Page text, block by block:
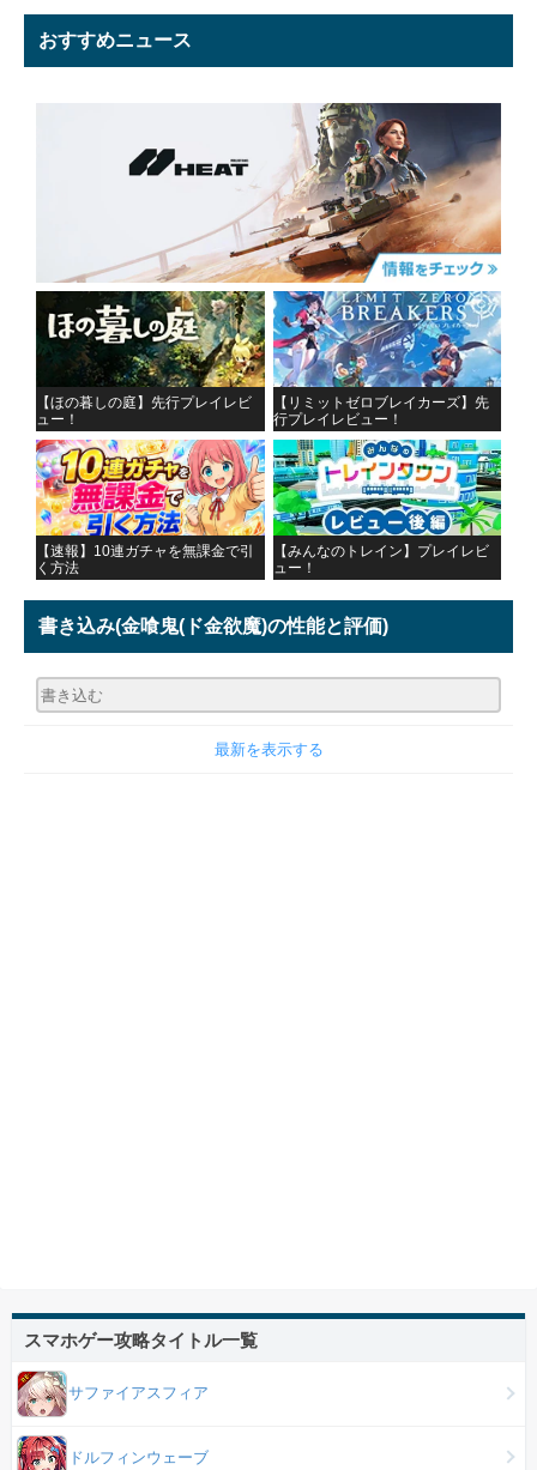
おすすめニュース
【ほの暮しの庭】先行プレイレビ
ュー！
【リミットゼロブレイカーズ】先
行プレイレビュー！
【速報】10連ガチャを無課金で引
く方法
【みんなのトレイン】プレイレビ
ュー！
書き込み(金喰鬼(ド金欲魔)の性能と評価)
最新を表示する
スマホゲー攻略タイトル一覧
サファイアスフィア
ドルフィンウェーブ